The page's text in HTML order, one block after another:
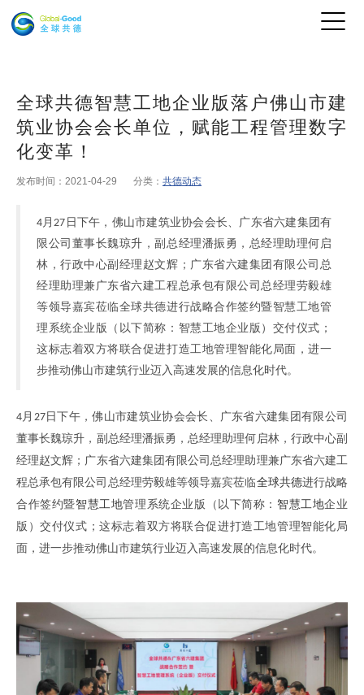
全球共德智慧工地企业版落户佛山市建
筑业协会会长单位，赋能工程管理数字
化变革！
发布时间：2021-04-29 分类： 共德动态
4月27日下午，佛山市建筑业协会会长、广东省六建集团有
限公司董事长魏琼升，副总经理潘振勇，总经理助理何启
林，行政中心副经理赵文辉；广东省六建集团有限公司总
经理助理兼广东省六建工程总承包有限公司总经理劳毅雄
等领导嘉宾莅临全球共德进行战略合作签约暨智慧工地管
理系统企业版（以下简称：智慧工地企业版）交付仪式；
这标志着双方将联合促进打造工地管理智能化局面，进一
步推动佛山市建筑行业迈入高速发展的信息化时代。
4月 27日下午，佛山市建筑业协会会长、 广东省六建集团有限公司
董事长魏琼升 ， 副总经理潘振勇 ，总经理助理何启林，行政中心副
经理赵文辉； 广东省六建集团有限公司总经理助理兼广东省六建工
程总承包有限公司 总经理劳毅雄等领导嘉宾莅临全球共德进行战略
合作签约暨智慧工地管理系统企业 版 （ 以下简称 ： 智慧工地企业
版 ）交付仪式 ； 这标志着双方将联合促进打造工地管理智能化局
面 ， 进一步推动佛山市建筑行业迈入高速发展的信息化时代。